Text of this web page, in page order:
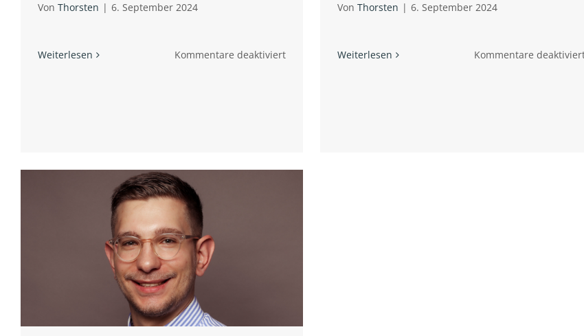
Von Thorsten | 6. September 2024
Weiterlesen Kommentare deaktiviertfür
Von Thorsten | 6. September 2024
Weiterlesen Kommentare